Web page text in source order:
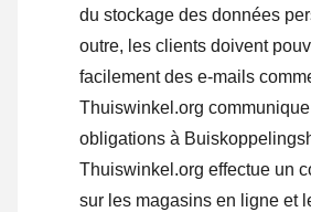
du stockage des données
outre, les clients doivent
facilement des e-mails
Thuiswinkel.org
obligations à
Thuiswinkel.org effectue un
sur les magasins en ligne et